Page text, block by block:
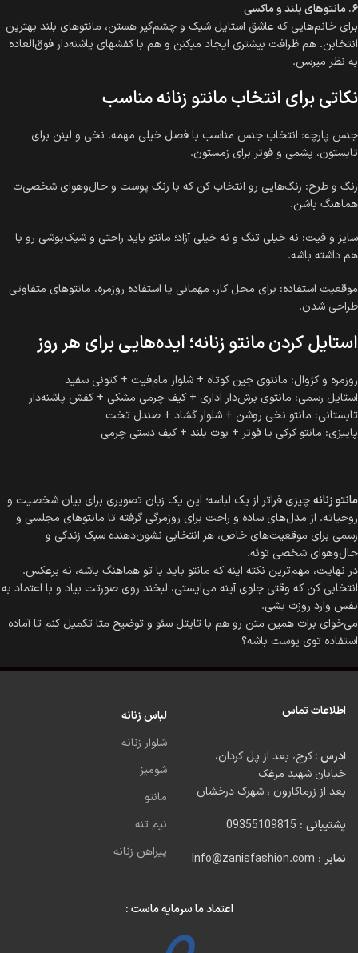
۶. مانتوهای بلند و ماکسی
برای خانم‌هایی که عاشق استایل شیک و چشم‌گیر هستن، مانتوهای بلند بهترین
انتخابن. هم ظرافت بیشتری ایجاد میکنن و هم با کفشهای پاشنه‌دار فوق‌العاده
به نظر میرسن.
نکاتی برای انتخاب مانتو زنانه مناسب
جنس پارچه: انتخاب جنس مناسب با فصل خیلی مهمه. نخی و لینن برای
تابستون، پشمی و فوتر برای زمستون.
رنگ و طرح: رنگ‌هایی رو انتخاب کن که با رنگ پوست و حال‌وهوای شخصی‌ت
هماهنگ باشن.
سایز و فیت: نه خیلی تنگ و نه خیلی آزاد؛ مانتو باید راحتی و شیک‌پوشی رو با
هم داشته باشه.
موقعیت استفاده: برای محل کار، مهمانی یا استفاده روزمره، مانتوهای متفاوتی
طراحی شدن.
استایل کردن مانتو زنانه؛ ایده‌هایی برای هر روز
روزمره و کژوال: مانتوی جین کوتاه + شلوار مام‌فیت + کتونی سفید
استایل رسمی: مانتوی برش‌دار اداری + کیف چرمی مشکی + کفش پاشنه‌دار
تابستانی: مانتو نخی روشن + شلوار گشاد + صندل تخت
پاییزی: مانتو کرکی یا فوتر + بوت بلند + کیف دستی چرمی
مانتو زنانهچیزی فراتر از یک لباسه؛ این یک زبان تصویری برای بیان شخصیت و
روحیاته. از مدل‌های ساده و راحت برای روزمرگی گرفته تا مانتوهای مجلسی و
رسمی برای موقعیت‌های خاص، هر انتخابی نشون‌دهنده سبک زندگی و
حال‌وهوای شخصی توئه.
در نهایت، مهم‌ترین نکته اینه که مانتو باید با تو هماهنگ باشه، نه برعکس.
انتخابی کن که وقتی جلوی آینه می‌ایستی، لبخند روی صورتت بیاد و با اعتماد به
نفس وارد روزت بشی.
می‌خوای برات همین متن رو هم با تایتل سئو و توضیح متا تکمیل کنم تا آماده
استفاده توی یوست باشه؟
اطلاعات تماس
آدرس :کرج، بعد از پل کردان،
خیابان شهید مرغک
بعد از زرماکارون ، شهرک درخشان
پشتیبانی : 09355109815
نمابر : Info@zanisfashion.com
لباس زنانه
شلوار زنانه
شومیز
مانتو
نیم تنه
پیراهن زنانه
اعتماد ما سرمایه ماست :